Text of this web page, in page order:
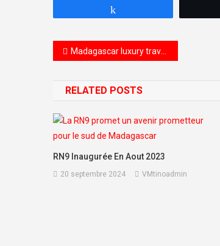
Navigation de
Madagascar luxury travel and Adventure tours with Armel 2024
RELATED POSTS
RN9 Inaugurée En Aout 2023
20 septembre 2024 VMtinoadmin